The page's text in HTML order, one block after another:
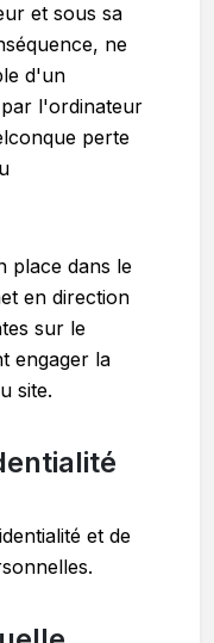
et sous sa
ne
d'un
l'ordinateur
perte
place dans le
en direction
sur le
engager la
site.
et de